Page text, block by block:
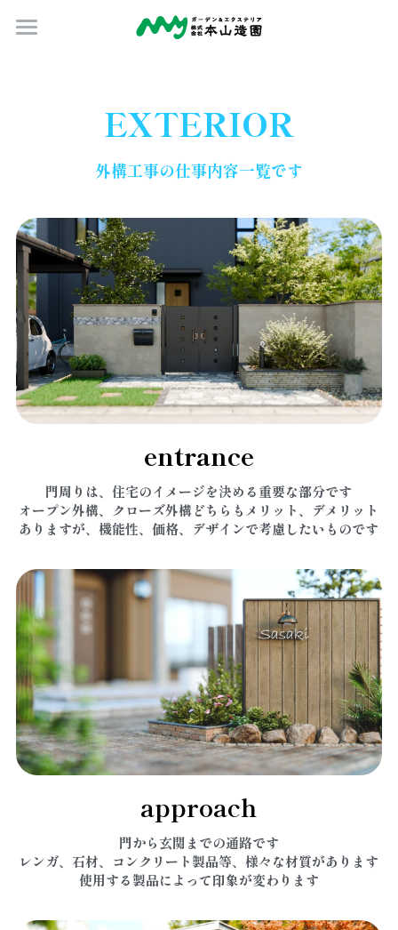
庭工事内容
外構工事内容
イメージパース
施工事例
EXTERIOR
外構工事の仕事内容一覧です
entrance
門周りは、住宅のイメージを決める重要な部分です
オープン外構、クローズ外構どちらもメリット、デメリット
ありますが、機能性、価格、デザインで考慮したいものです
approach
門から玄関までの通路です
レンガ、石材、コンクリート製品等、様々な材質があります
使用する製品によって印象が変わります